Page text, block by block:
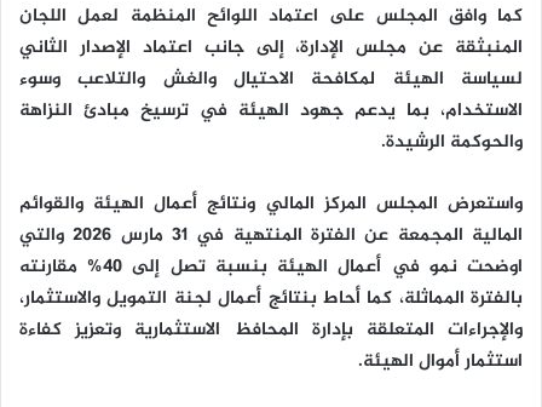
كما وافق المجلس على اعتماد اللوائح المنظمة لعمل اللجان
المنبثقة عن مجلس الإدارة، إلى جانب اعتماد الإصدار الثاني
لسياسة الهيئة لمكافحة الاحتيال والغش والتلاعب وسوء
الاستخدام، بما يدعم جهود الهيئة في ترسيخ مبادئ النزاهة
والحوكمة الرشيدة.
واستعرض المجلس المركز المالي ونتائج أعمال الهيئة والقوائم
المالية المجمعة عن الفترة المنتهية في 31 مارس 2026 والتي
اوضحت نمو في أعمال الهيئة بنسبة تصل إلى 40% مقارنته
بالفترة المماثلة، كما أحاط بنتائج أعمال لجنة التمويل والاستثمار،
والإجراءات المتعلقة بإدارة المحافظ الاستثمارية وتعزيز كفاءة
استثمار أموال الهيئة.